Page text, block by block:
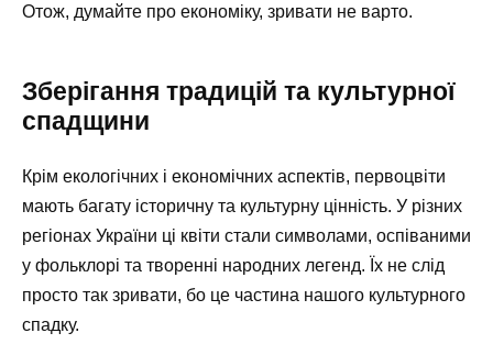
Отож, думайте про економіку, зривати не варто.
Зберігання традицій та культурної
спадщини
Крім екологічних і економічних аспектів, первоцвіти
мають багату історичну та культурну цінність. У різних
регіонах України ці квіти стали символами, оспіваними
у фольклорі та творенні народних легенд. Їх не слід
просто так зривати, бо це частина нашого культурного
спадку.